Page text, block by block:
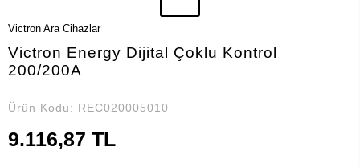
Victron Ara Cihazlar
Victron Energy Dijital Çoklu Kontrol
200/200A
Ürün Kodu: REC020005010
9.116,87 TL